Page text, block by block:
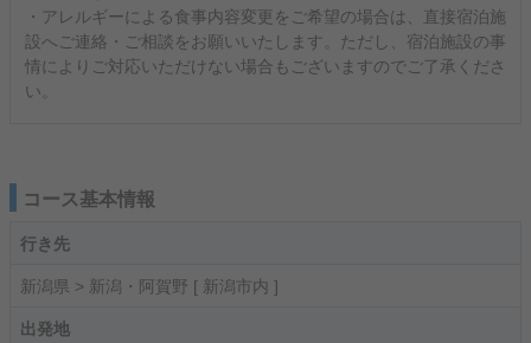
・アレルギーによる食事内容変更をご希望の場合は、直接宿泊施
設へご連絡・ご相談をお願いいたします。ただし、宿泊施設の事
情によりご対応いただけない場合もございますのでご了承くださ
い。
コース基本情報
行き先
新潟県 > 新潟・阿賀野 [ 新潟市内 ]
出発地